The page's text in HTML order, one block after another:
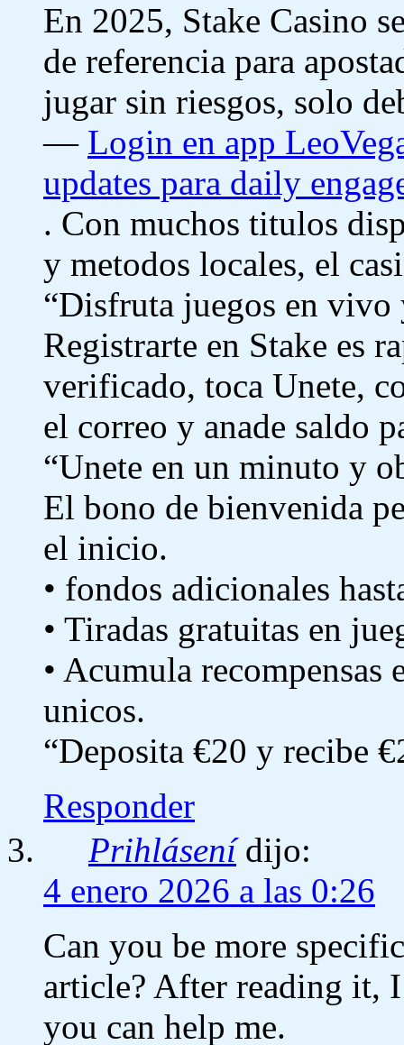
En 2025, Stake Casino
de referencia para
jugar sin riesgos, solo
— Login en app
updates para daily
. Con muchos titulos
y metodos locales, el
“Disfruta juegos en vivo
Registrarte en Stake es
verificado, toca Unete,
el correo y anade saldo
“Unete en un minuto y
El bono de bienvenida
el inicio.
• fondos adicionales
• Tiradas gratuitas en
• Acumula
unicos.
“Deposita €20 y recibe
Responder
Prihlásení dijo:
4 enero 2026 a las 0:26
Can you be more
article? After reading it,
you can help me.